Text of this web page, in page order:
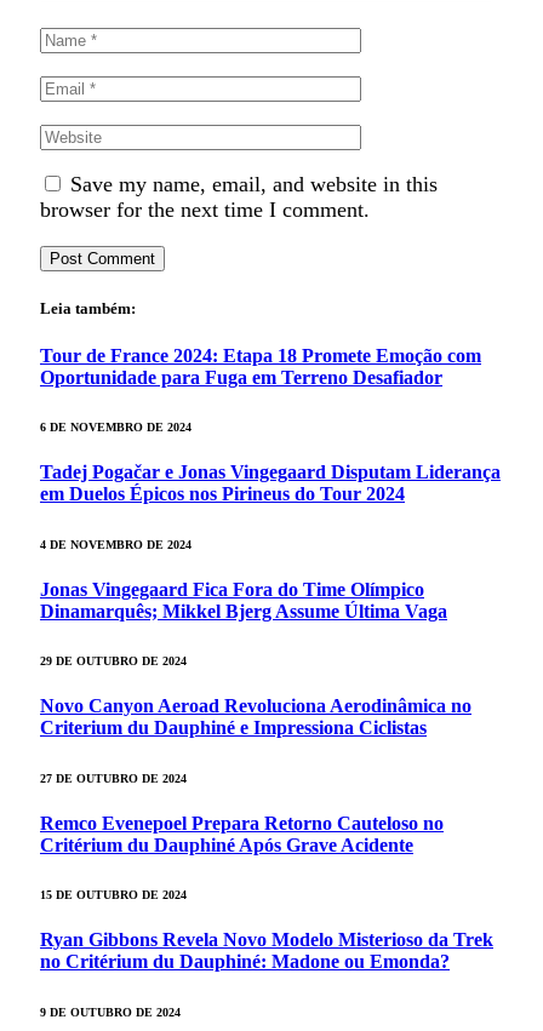
Save my name, email, and website in this
browser for the next time I comment.
Leia também:
Tour de France 2024: Etapa 18 Promete Emoção com
Oportunidade para Fuga em Terreno Desafiador
6 DE NOVEMBRO DE 2024
Tadej Pogačar e Jonas Vingegaard Disputam Liderança
em Duelos Épicos nos Pirineus do Tour 2024
4 DE NOVEMBRO DE 2024
Jonas Vingegaard Fica Fora do Time Olímpico
Dinamarquês; Mikkel Bjerg Assume Última Vaga
29 DE OUTUBRO DE 2024
Novo Canyon Aeroad Revoluciona Aerodinâmica no
Criterium du Dauphiné e Impressiona Ciclistas
27 DE OUTUBRO DE 2024
Remco Evenepoel Prepara Retorno Cauteloso no
Critérium du Dauphiné Após Grave Acidente
15 DE OUTUBRO DE 2024
Ryan Gibbons Revela Novo Modelo Misterioso da Trek
no Critérium du Dauphiné: Madone ou Emonda?
9 DE OUTUBRO DE 2024